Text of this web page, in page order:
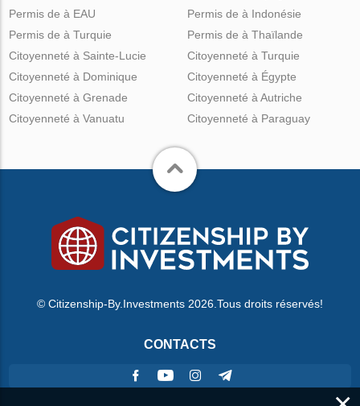
Permis de à EAU
Permis de à Turquie
Permis de à Indonésie
Permis de à Thaïlande
Citoyenneté à Sainte-Lucie
Citoyenneté à Dominique
Citoyenneté à Grenade
Citoyenneté à Vanuatu
Citoyenneté à Turquie
Citoyenneté à Égypte
Citoyenneté à Autriche
Citoyenneté à Paraguay
© Citizenship-By.Investments 2026.Tous droits réservés!
CONTACTS